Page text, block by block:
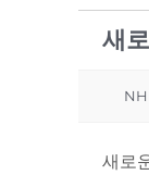
새
NH
새로